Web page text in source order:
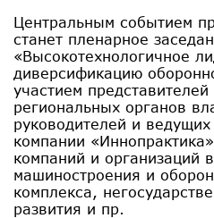
Центральным событием
станет пленарное
«Высокотехнологичное
диверсификацию
участием
региональных органов
руководителей и
компании
компаний и организаций
машиностроения и
комплекса,
развития и пр.